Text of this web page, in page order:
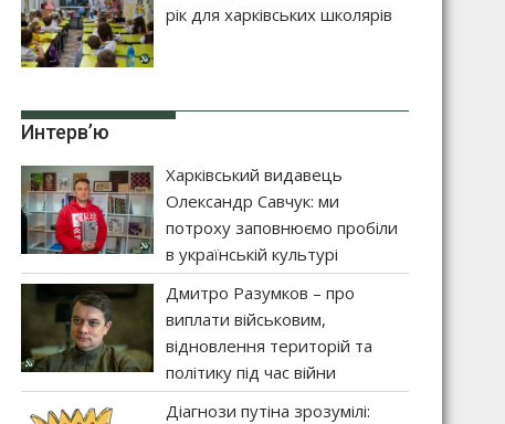
рік для харківських школярів
Интерв’ю
Харківський видавець
Олександр Савчук: ми
потроху заповнюємо пробіли
в українській культурі
Дмитро Разумков – про
виплати військовим,
відновлення територій та
політику під час війни
Діагнози путіна зрозумілі: